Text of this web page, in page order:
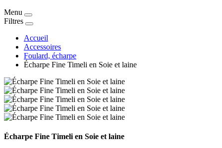
Menu
Filtres
Accueil
Accessoires
Foulard, écharpe
Écharpe Fine Timeli en Soie et laine
Écharpe Fine Timeli en Soie et laine